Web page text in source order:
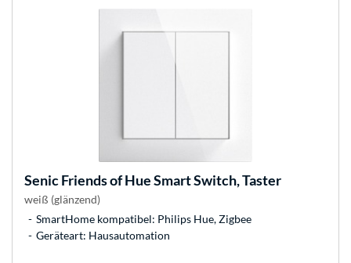
SenicFriends of Hue Smart Switch, Taster
weiß (glänzend)
SmartHome kompatibel: Philips Hue, Zigbee
Geräteart: Hausautomation